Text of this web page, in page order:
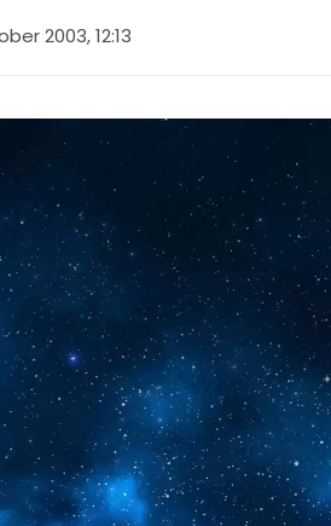
2003, 12:13